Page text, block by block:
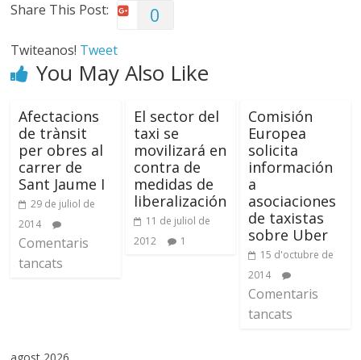
Share This Post: 0
Twiteanos! Tweet
You May Also Like
Afectacions
de trànsit
per obres al
carrer de
Sant Jaume I
29 de juliol de
2014
Comentaris
tancats
El sector del
taxi se
movilizará en
contra de
medidas de
liberalización
11 de juliol de
2012
1
Comisión
Europea
solicita
información
a
asociaciones
de taxistas
sobre Uber
15 d'octubre de
2014
Comentaris
tancats